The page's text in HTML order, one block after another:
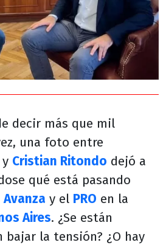
decir más que mil
una foto entre
y Cristian Ritondo dejó a
qué está pasando
y el PRO en la
Aires. ¿Se están
bajar la tensión? ¿O hay